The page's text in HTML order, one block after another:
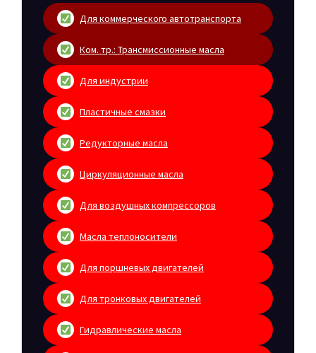
Для коммерческого автотранспорта
Ком. тр.: Трансмиссионные масла
Для индустрии
Пластичные смазки
Редукторные масла
Циркуляционные масла
Для воздушных компрессоров
Масла теплоносители
Для поршневых двигателей
Для тронковых двигателей
Гидравлические масла